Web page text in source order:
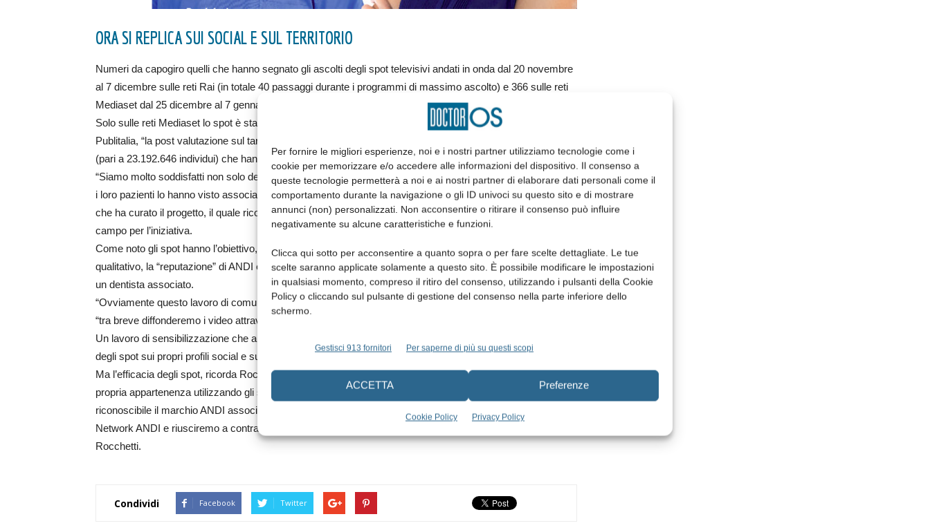
Per fornire le migliori esperienze, noi e i nostri partner utilizziamo tecnologie come i
cookie per memorizzare e/o accedere alle informazioni del dispositivo. Il consenso a
queste tecnologie permetterà a noi e ai nostri partner di elaborare dati personali come il
comportamento durante la navigazione o gli ID univoci su questo sito e di mostrare
annunci (non) personalizzati. Non acconsentire o ritirare il consenso può influire
negativamente su alcune caratteristiche e funzioni.
Clicca qui sotto per acconsentire a quanto sopra o per fare scelte dettagliate. Le tue
scelte saranno applicate solamente a questo sito. È possibile modificare le impostazioni
in qualsiasi momento, compreso il ritiro del consenso, utilizzando i pulsanti della Cookie
Policy o cliccando sul pulsante di gestione del consenso nella parte inferiore dello
schermo.
Gestisci 913 fornitori Per saperne di più su questi scopi
ACCETTA Preferenze
Cookie Policy Privacy Policy
ORA SI REPLICA SUI SOCIAL E SUL TERRITORIO
Numeri da capogiro quelli che hanno segnato gli ascolti degli spot televisivi andati in onda dal 20 novembre
al 7 dicembre sulle reti Rai (in totale 40 passaggi durante i programmi di massimo ascolto) e 366 sulle reti
Mediaset dal 25 dicembre al 7 gennaio.
Solo sulle reti Mediaset lo spot è stato visto da oltre 30 milioni di persone. Stando a quanto ci riferisce
Publitalia, “la post valutazione sul target adulti over 35 recita infatti una copertura del target di quasi il 59%
(pari a 23.192.646 individui) che hanno visto il comunicato mediamente quasi 6 volte (5,7)”.
“Siamo molto soddisfatti non solo dei dati di ascolto ma anche perché molti colleghi ci hanno segnalato che
i loro pazienti lo hanno visto associandolo al loro studio”, dice il Vice Presidente Vicario Mauro Rocchetti
che ha curato il progetto, il quale ricorda l’importante impegno, anche economico, che ANDI ha messo in
campo per l’iniziativa.
Come noto gli spot hanno l’obiettivo, in termini di comunicazione, di far crescere, in senso quantitativo e
qualitativo, la “reputazione” di ANDI e di avvicinare ANDI al grande pubblico invitando i cittadini a scegliere
un dentista associato.
“Ovviamente questo lavoro di comunicazione non è finito”, continua il Vice Presidente Vicario Rocchetti,
“tra breve diffonderemo i video attraverso il web e grazie alle sezioni provinciali ANDI sulle televisioni locali.
Un lavoro di sensibilizzazione che anche i singoli soci possono contribuire a rendere attivo postando i video
degli spot sui propri profili social e sui siti”.
Ma l’efficacia degli spot, ricorda Rocchetti, non sarà completa se il socio ANDI non saprà valorizzare la
propria appartenenza utilizzando gli strumenti che l’Associazione mette a disposizione per rendere di fatto
riconoscibile il marchio ANDI associandolo al proprio studio. “Solo in questo modo daremo visibilità al
Network ANDI e riusciremo a contrastare anche su questo piano le catene odontoiatriche”, conclude
Rocchetti.
Condividi Facebook Twitter